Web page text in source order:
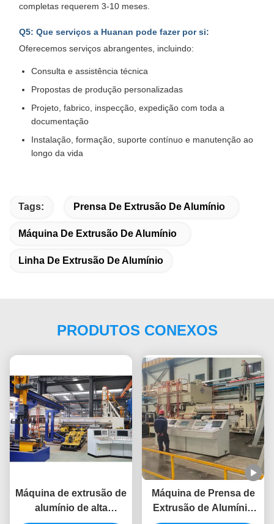
completas requerem 3-10 meses.
Q5: Que serviços a Huanan pode fazer por si:
Oferecemos serviços abrangentes, incluindo:
Consulta e assistência técnica
Propostas de produção personalizadas
Projeto, fabrico, inspecção, expedição com toda a
documentação
Instalação, formação, suporte contínuo e manutenção ao
longo da vida
Tags: Prensa De Extrusão De Alumínio
Máquina De Extrusão De Alumínio
Linha De Extrusão De Alumínio
PRODUTOS CONEXOS
Máquina de extrusão de
alumínio de alta
Máquina de Prensa de
Extrusão de Alumínio